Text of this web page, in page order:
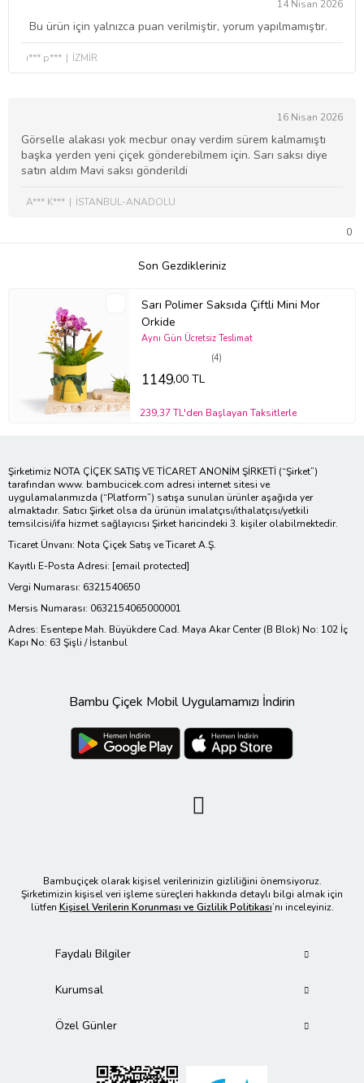
14 Nisan 2026
Bu ürün için yalnızca puan verilmiştir, yorum yapılmamıştır.
i*** p*** İZMİR
16 Nisan 2026
Görselle alakası yok mecbur onay verdim sürem kalmamıştı
başka yerden yeni çiçek gönderebilmem için. Sarı saksı diye
satın aldım Mavi saksı gönderildi
A*** K*** İSTANBUL-ANADOLU
0
Son Gezdikleriniz
Sarı Polimer Saksıda Çiftli Mini Mor
Orkide
(4)
Aynı Gün Ücretsiz Teslimat
1149,00 TL
239,37 TL'den Başlayan Taksitlerle
Şirketimiz NOTA ÇİÇEK SATIŞ VE TİCARET ANONİM ŞİRKETİ (“Şirket”)
tarafından www. bambucicek.com adresi internet sitesi ve
uygulamalarımızda (“Platform”) satışa sunulan ürünler aşağıda yer
almaktadır. Satıcı Şirket olsa da ürünün imalatçısı/ithalatçısı/yetkili
temsilcisi/ifa hizmet sağlayıcısı Şirket haricindeki 3. kişiler olabilmektedir.
Ticaret Ünvanı: Nota Çiçek Satış ve Ticaret A.Ş.
Kayıtlı E-Posta Adresi: [email protected]
Vergi Numarası: 6321540650
Mersis Numarası: 0632154065000001
Adres: Esentepe Mah. Büyükdere Cad. Maya Akar Center (B Blok) No: 102 İç
Kapı No: 63 Şişli / İstanbul
Bambu Çiçek Mobil Uygulamamızı İndirin
Bambuçiçek olarak kişisel verilerinizin gizliliğini önemsiyoruz.
Şirketimizin kişisel veri işleme süreçleri hakkında detaylı bilgi almak için
lütfen Kişisel Verilerin Korunması ve Gizlilik Politikası’nı inceleyiniz.
Faydalı Bilgiler
Kurumsal
Özel Günler